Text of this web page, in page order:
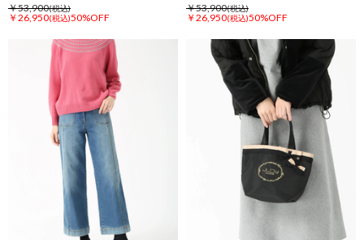
￥53,900(税込)
￥26,950(税込)50%OFF
￥53,900(税込)
￥26,950(税込)50%OFF